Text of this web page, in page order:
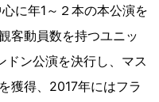
に年1～２本の本公演を
客動員数を持つユニッ
ドン公演を決行し、マス
獲得、2017年にはフラ